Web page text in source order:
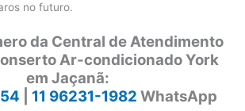
no futuro.
da Central de Atendimento
Ar-condicionado York
em Jaçanã:
11 96231-1982 WhatsApp